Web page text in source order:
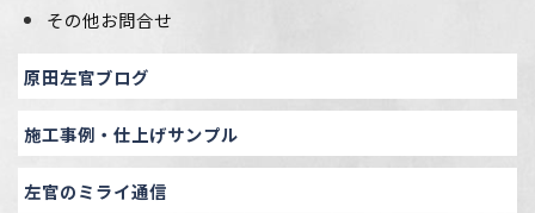
その他お問合せ
原田左官ブログ
施工事例・仕上げサンプル
左官のミライ通信